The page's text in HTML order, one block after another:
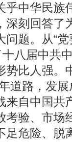
乎中华民族
深刻回答了
题。从“
十八届中共
比人强。
道路，发
来自中国共
考验、市场
足危险、脱